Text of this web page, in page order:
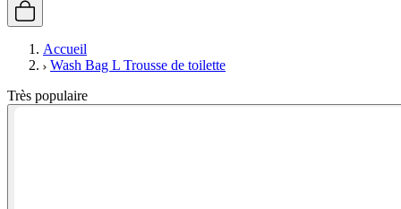
Accueil
Wash Bag L Trousse de toilette
Très populaire